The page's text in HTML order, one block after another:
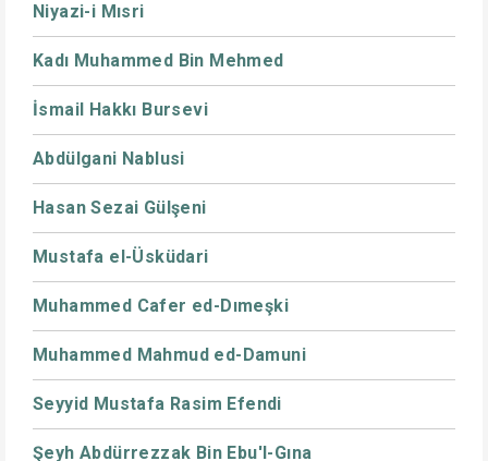
Niyazi-i Mısri
Kadı Muhammed Bin Mehmed
İsmail Hakkı Bursevi
Abdülgani Nablusi
Hasan Sezai Gülşeni
Mustafa el-Üsküdari
Muhammed Cafer ed-Dımeşki
Muhammed Mahmud ed-Damuni
Seyyid Mustafa Rasim Efendi
Şeyh Abdürrezzak Bin Ebu'l-Gına